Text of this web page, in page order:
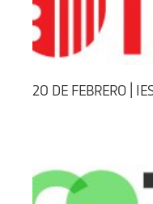
20 DE FEBRERO |